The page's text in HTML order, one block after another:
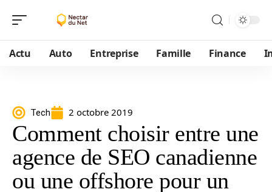
Actu Auto Entreprise Famille Finance
Tech 2 octobre 2019
Comment choisir entre une
agence de SEO canadienne
ou une offshore pour un